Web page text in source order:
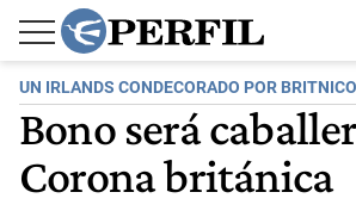
UN IRLANDS CONDECORADO POR
Bono será
Corona británica